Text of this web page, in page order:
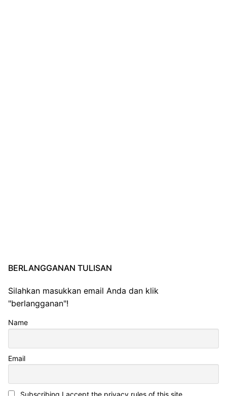
BERLANGGANAN TULISAN
Silahkan masukkan email Anda dan klik
"berlangganan"!
Name
Email
Subscribing I accept the privacy rules of this site